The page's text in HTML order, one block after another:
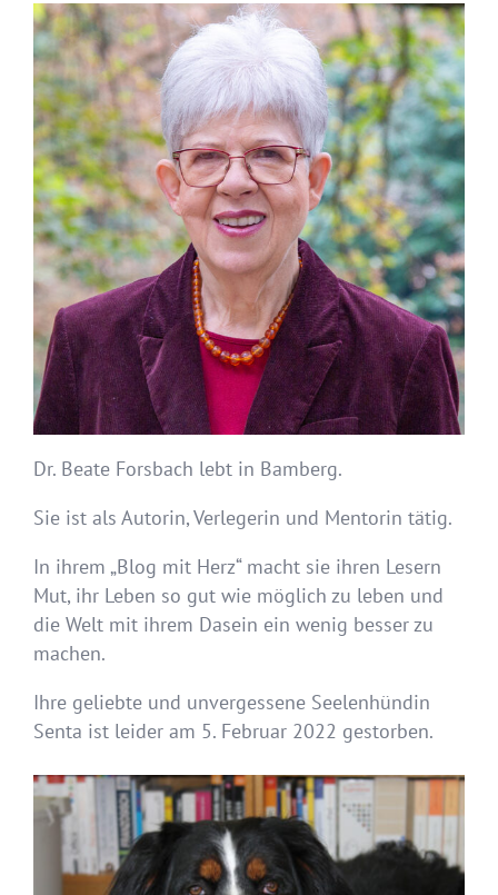
Dr. Beate Forsbach lebt in Bamberg.
Sie ist als Autorin, Verlegerin und Mentorin tätig.
In ihrem „Blog mit Herz“ macht sie ihren Lesern
Mut, ihr Leben so gut wie möglich zu leben und
die Welt mit ihrem Dasein ein wenig besser zu
machen.
Ihre geliebte und unvergessene Seelenhündin
Senta ist leider am 5. Februar 2022 gestorben.